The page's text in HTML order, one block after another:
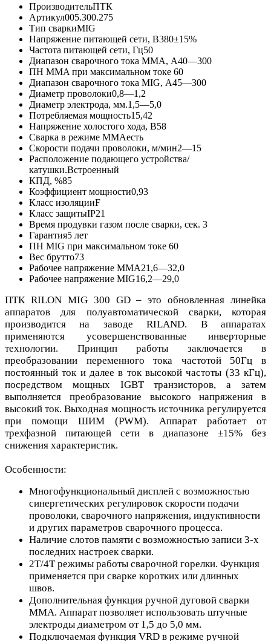
ПроизводительПТК
Артикул005.300.275
Тип сваркиMIG
Напряжение питающей сети, В380±15%
Частота питающей сети, Гц50
Диапазон сварочного тока MMA, А40—300
ПН MMA при максимальном токе 60
Диапазон сварочного тока MIG, А45—300
Диаметр проволоки0,8—1,2
Диаметр электрода, мм.1,5—5,0
Потребляемая мощность15,42
Напряжение холостого хода, В58
Сварка в режиме MMAесть
Скорости подачи проволоки, м/мин2—15
Расположение подающего устройства/
катушки.Встроенный
КПД, %85
Коэффициент мощности0,93
Класс изоляцииF
Класс защитыIP21
Время продувки газом после сварки, сек. 3
Гарантия5 лет
ПН MIG при максимальном токе 60
Вес брутто73
Рабочее напряжение MMA21,6—32,0
Рабочее напряжение MIG16,2—29,0
ПТК RILON MIG 300 GD – это обновленная линейка
аппаратов для полуавтоматической сварки, которая
производится на заводе RILAND. В аппаратах
применяются усовершенствованные инверторные
технологии. Принцип работы заключается в
преобразовании переменного тока частотой 50Гц в
постоянный ток и далее в ток высокой частоты (33 кГц),
посредством мощных IGBT транзисторов, а затем
выполняется преобразование высокого напряжения в
высокий ток. Выходная мощность источника регулируется
при помощи ШИМ (PWM). Аппарат работает от
трехфазной питающей сети в диапазоне ±15% без
снижения характеристик.
Особенности:
Многофункциональный дисплей с возможностью
синергетических регулировок скорости подачи
проволоки, сварочного напряжения, индуктивности
и других параметров сварочного процесса.
Наличие слотов памяти с возможностью записи 3-х
последних настроек сварки.
2Т/4Т режимы работы сварочной горелки. Функция
применяется при сварке коротких или длинных
швов.
Дополнительная функция ручной дуговой сварки
MMA. Аппарат позволяет использовать штучные
электроды диаметром от 1,5 до 5,0 мм.
Подключаемая функция VRD в режиме ручной